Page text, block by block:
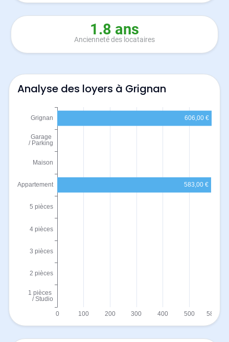
1.8 ans
Ancienneté des locataires
Analyse des loyers à Grignan